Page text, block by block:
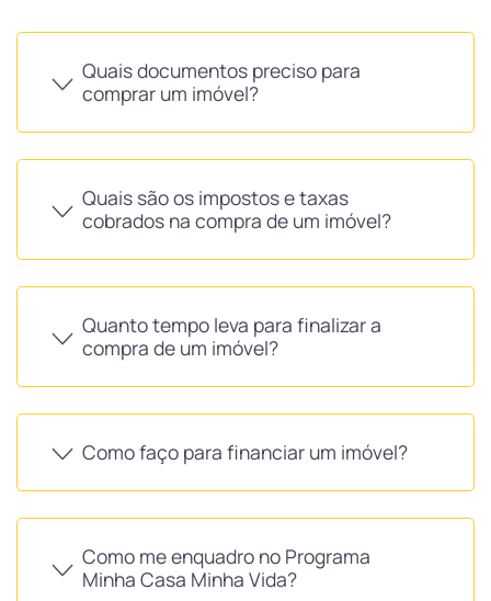
Quais documentos preciso para
comprar um imóvel?
Quais são os impostos e taxas
cobrados na compra de um imóvel?
Quanto tempo leva para finalizar a
compra de um imóvel?
Como faço para financiar um imóvel?
Como me enquadro no Programa
Minha Casa Minha Vida?